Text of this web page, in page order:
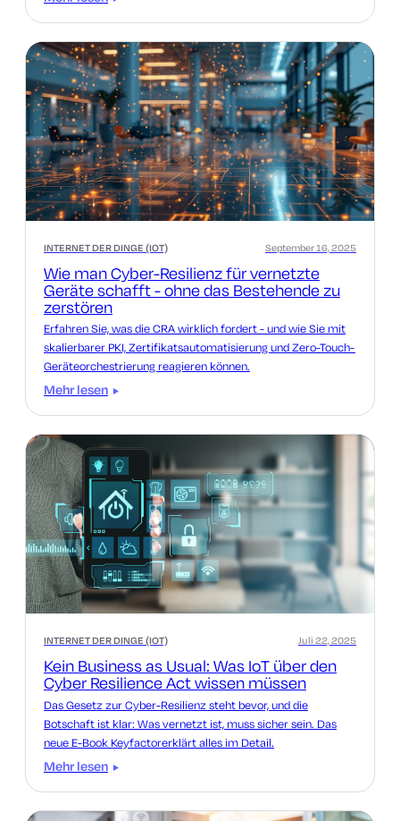
INTERNET DER DINGE (IOT)
Wie man Cyber-Resilienz für vernetzte
Geräte schafft - ohne das Bestehende zu
zerstören
September 16, 2025
Erfahren Sie, was die CRA wirklich fordert - und wie Sie mit
skalierbarer PKI, Zertifikatsautomatisierung und Zero-Touch-
Geräteorchestrierung reagieren können.
Mehr lesen
INTERNET DER DINGE (IOT)
Kein Business as Usual: Was IoT über den
Cyber Resilience Act wissen müssen
Juli 22, 2025
Das Gesetz zur Cyber-Resilienz steht bevor, und die
Botschaft ist klar: Was vernetzt ist, muss sicher sein. Das
neue E-Book Keyfactorerklärt alles im Detail.
Mehr lesen